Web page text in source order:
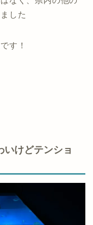
した
す！
けどテンショ